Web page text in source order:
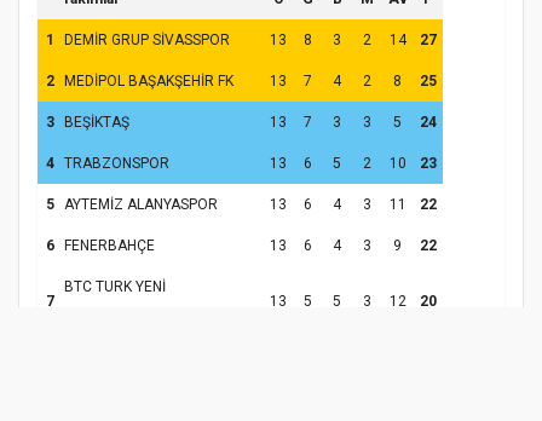
1 DEMİR GRUP SİVASSPOR 13 8 3 2 14 27
2 MEDİPOL BAŞAKŞEHİR FK 13 7 4 2 8 25
3 BEŞİKTAŞ 13 7 3 3 5 24
4 TRABZONSPOR 13 6 5 2 10 23
5 AYTEMİZ ALANYASPOR 13 6 4 3 11 22
6 FENERBAHÇE 13 6 4 3 9 22
7
BTC TURK YENİ
13 5 5 3 12 20